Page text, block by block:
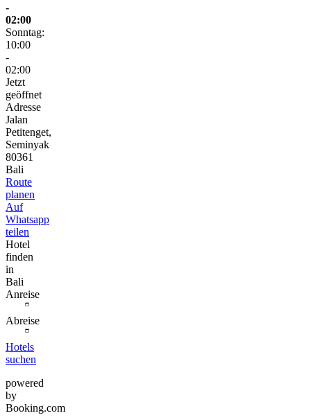
-
02:00
Sonntag:
10:00
-
02:00
Jetzt
geöffnet
Adresse
Jalan
Petitenget,
Seminyak
80361
Bali
Route
planen
Auf
Whatsapp
teilen
Hotel
finden
in
Bali
Anreise
Abreise
Hotels
suchen
powered
by
Booking.com